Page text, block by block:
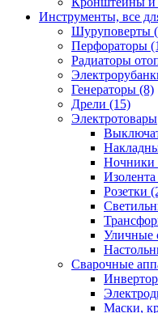
Инструменты, все
Шуруповерты
Перфораторы
Радиаторы
Генераторы (8)
Дрели (15)
Электротовары
Ночники
Розетки
Уличные
Сварочные
Маски,